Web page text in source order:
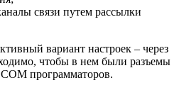
связи путем рассылки
вариант настроек – через
чтобы в нем были разъемы
программаторов.